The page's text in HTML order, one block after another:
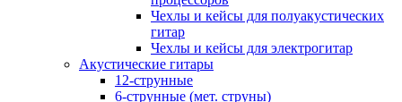
Чехлы и кейсы для полуакустических
гитар
Чехлы и кейсы для электрогитар
Акустические гитары
12-струнные
6-струнные (мет. струны)